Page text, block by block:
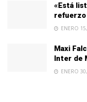
«Está
refuerzo
ENERO
Maxi
Inter de
ENERO